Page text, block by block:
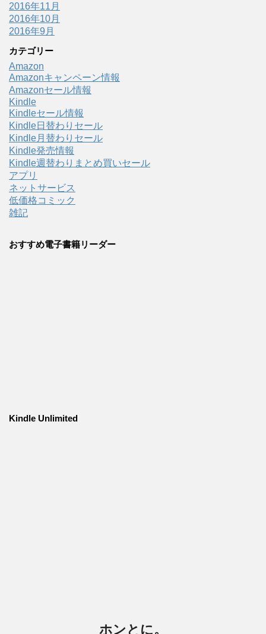
2016年11月
2016年10月
2016年9月
カテゴリー
Amazon
Amazonキャンペーン情報
Amazonセール情報
Kindle
Kindleセール情報
Kindle日替わりセール
Kindle月替わりセール
Kindle発売情報
Kindle週替わりまとめ買いセール
アプリ
ネットサービス
低価格コミック
雑記
おすすめ電子書籍リーダー
Kindle Unlimited
ホンとに。